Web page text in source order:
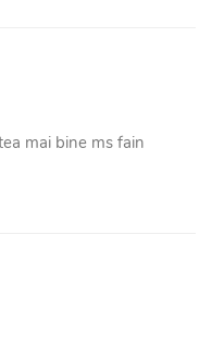
mai bine ms fain